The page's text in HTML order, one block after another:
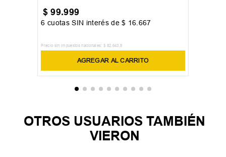
$ 99.999
6 cuotas SIN interés de$ 16.667
Precio sin impuestos nacionales: $ 82.643 ,8
AGREGAR AL CARRITO
OTROS USUARIOS TAMBIÉN
VIERON